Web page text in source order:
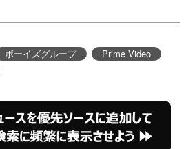
ボーイズグループ
Prime Video